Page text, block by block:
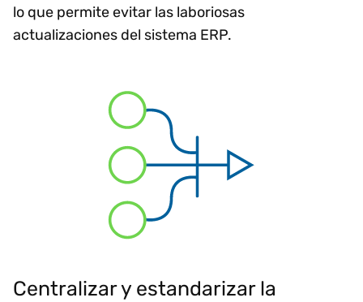
lo que permite evitar las laboriosas
actualizaciones del sistema ERP.
Centralizar y estandarizar la